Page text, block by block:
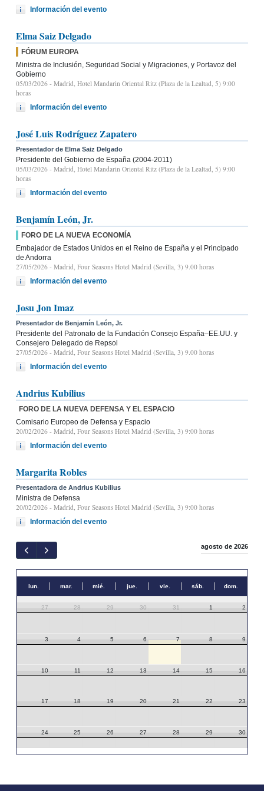
Información del evento
Elma Saiz Delgado
FÓRUM EUROPA
Ministra de Inclusión, Seguridad Social y Migraciones, y Portavoz del
Gobierno
05/03/2026 - Madrid, Hotel Mandarin Oriental Ritz (Plaza de la Lealtad, 5) 9:00
horas
Información del evento
José Luis Rodríguez Zapatero
Presentador de Elma Saiz Delgado
Presidente del Gobierno de España (2004-2011)
05/03/2026 - Madrid, Hotel Mandarin Oriental Ritz (Plaza de la Lealtad, 5) 9:00
horas
Información del evento
Benjamín León, Jr.
FORO DE LA NUEVA ECONOMÍA
Embajador de Estados Unidos en el Reino de España y el Principado
de Andorra
27/05/2026 - Madrid, Four Seasons Hotel Madrid (Sevilla, 3) 9.00 horas
Información del evento
Josu Jon Imaz
Presentador de Benjamín León, Jr.
Presidente del Patronato de la Fundación Consejo España–EE.UU. y
Consejero Delegado de Repsol
27/05/2026 - Madrid, Four Seasons Hotel Madrid (Sevilla, 3) 9.00 horas
Información del evento
Andrius Kubilius
FORO DE LA NUEVA DEFENSA Y EL ESPACIO
Comisario Europeo de Defensa y Espacio
20/02/2026 - Madrid, Four Seasons Hotel Madrid (Sevilla, 3) 9:00 horas
Información del evento
Margarita Robles
Presentadora de Andrius Kubilius
Ministra de Defensa
20/02/2026 - Madrid, Four Seasons Hotel Madrid (Sevilla, 3) 9:00 horas
Información del evento
agosto de 2026
lun. mar. mié. jue. vie. sáb. dom.
27 28 29 30 31 1 2
3 4 5 6 7 8 9
10 11 12 13 14 15 16
17 18 19 20 21 22 23
24 25 26 27 28 29 30